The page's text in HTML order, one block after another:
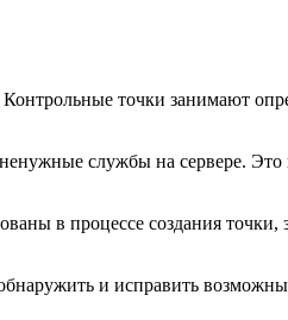
Контрольные точки занимают
службы на сервере.
в процессе создания точки,
и исправить